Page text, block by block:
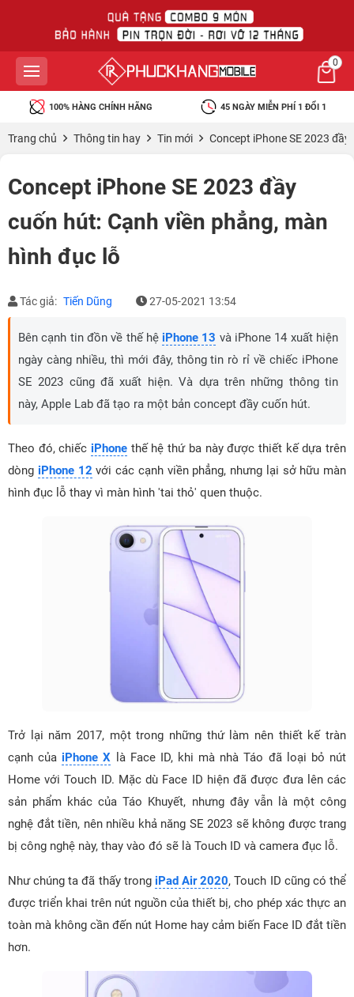
0
100% HÀNG CHÍNH HÃNG 45 NGÀY MIỄN PHÍ 1 ĐỔI 1
Trang chủ Thông tin hay Tin mới Concept iPhone SE 2023
Concept iPhone SE 2023 đầy
cuốn hút: Cạnh viền phẳng, màn
hình đục lỗ
Tác giả: Tiến Dũng 27-05-2021 13:54
Bên cạnh tin đồn về thế hệ iPhone 13 và iPhone 14 xuất hiện
ngày càng nhiều, thì mới đây, thông tin rò rỉ về chiếc iPhone
SE 2023 cũng đã xuất hiện. Và dựa trên những thông tin
này, Apple Lab đã tạo ra một bản concept đầy cuốn hút.
Theo đó, chiếc iPhone thế hệ thứ ba này được thiết kế dựa trên
dòng iPhone 12 với các cạnh viền phẳng, nhưng lại sở hữu màn
hình đục lỗ thay vì màn hình 'tai thỏ' quen thuộc.
Trở lại năm 2017, một trong những thứ làm nên thiết kế tràn
cạnh của iPhone X là Face ID, khi mà nhà Táo đã loại bỏ nút
Home với Touch ID. Mặc dù Face ID hiện đã được đưa lên các
sản phẩm khác của Táo Khuyết, nhưng đây vẫn là một công
nghệ đắt tiền, nên nhiều khả năng SE 2023 sẽ không được trang
bị công nghệ này, thay vào đó sẽ là Touch ID và camera đục lỗ.
Như chúng ta đã thấy trong iPad Air 2020, Touch ID cũng có thể
được triển khai trên nút nguồn của thiết bị, cho phép xác thực an
toàn mà không cần đến nút Home hay cảm biến Face ID đắt tiền
hơn.